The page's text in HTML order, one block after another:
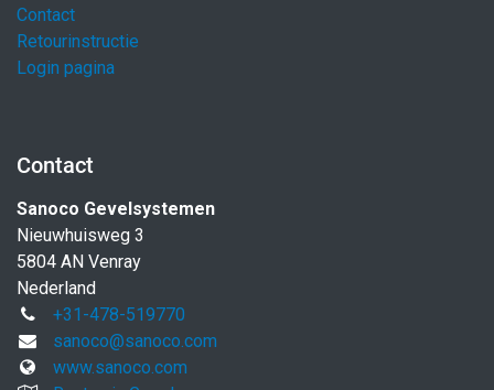
Contact
Retourinstructie
Login pagina
Contact
Sanoco Gevelsystemen
Nieuwhuisweg 3
5804 AN Venray
Nederland
+31-478-519770
sanoco@sanoco.com
www.sanoco.com